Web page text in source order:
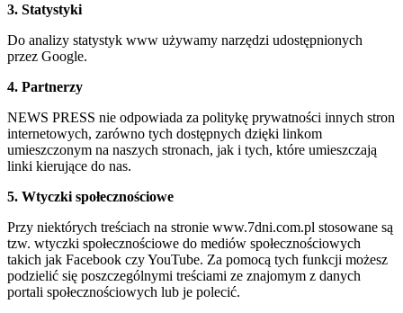
3. Statystyki
Do analizy statystyk www używamy narzędzi udostępnionych
przez Google.
4. Partnerzy
NEWS PRESS nie odpowiada za politykę prywatności innych stron
internetowych, zarówno tych dostępnych dzięki linkom
umieszczonym na naszych stronach, jak i tych, które umieszczają
linki kierujące do nas.
5. Wtyczki społecznościowe
Przy niektórych treściach na stronie www.7dni.com.pl stosowane są
tzw. wtyczki społecznościowe do mediów społecznościowych
takich jak Facebook czy YouTube. Za pomocą tych funkcji możesz
podzielić się poszczególnymi treściami ze znajomym z danych
portali społecznościowych lub je polecić.